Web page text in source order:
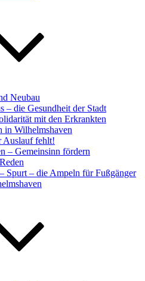
Neubau
– die Gesundheit der Stadt
mit den Erkrankten
in Wilhelmshaven
Auslauf fehlt!
– Gemeinsinn fördern
Spurt – die Ampeln für Fußgänger